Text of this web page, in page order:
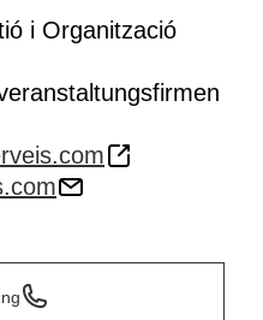
i Organització